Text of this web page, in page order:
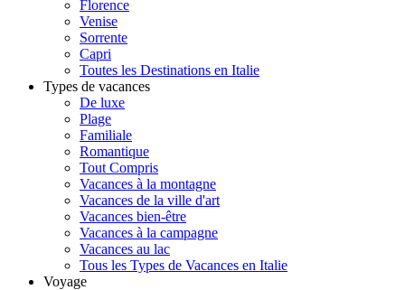
Florence
Venise
Sorrente
Capri
Toutes les Destinations en Italie
Types de vacances
De luxe
Plage
Familiale
Romantique
Tout Compris
Vacances à la montagne
Vacances de la ville d'art
Vacances bien-être
Vacances à la campagne
Vacances au lac
Tous les Types de Vacances en Italie
Voyage